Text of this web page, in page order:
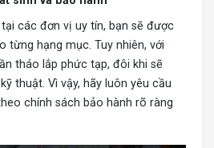
các đơn vị uy tín, bạn sẽ được
từng hạng mục. Tuy nhiên, với
tháo lắp phức tạp, đôi khi sẽ
thuật. Vì vậy, hãy luôn yêu cầu
chính sách bảo hành rõ ràng